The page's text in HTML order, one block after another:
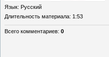
Язык: Русский
Длительность материала: 1:53
Всего комментариев: 0